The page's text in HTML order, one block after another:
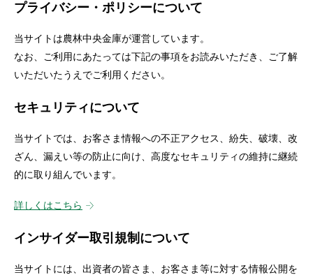
プライバシー・ポリシーについて
当サイトは農林中央金庫が運営しています。
なお、ご利用にあたっては下記の事項をお読みいただき、ご了解
いただいたうえでご利用ください。
セキュリティについて
当サイトでは、お客さま情報への不正アクセス、紛失、破壊、改
ざん、漏えい等の防止に向け、高度なセキュリティの維持に継続
的に取り組んでいます。
詳しくはこちら
インサイダー取引規制について
当サイトには、出資者の皆さま、お客さま等に対する情報公開を